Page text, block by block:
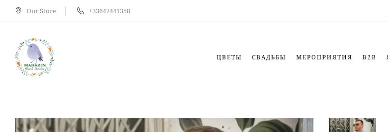
Our Store +33647441358
ЦВЕТЫ СВАДЬБЫ МЕРОПРИЯТИЯ B2B